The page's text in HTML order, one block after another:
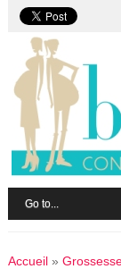
Accueil»